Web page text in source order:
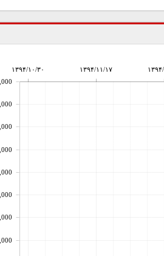
۱۳۹۴/۱۰/۳۰ ۱۳۹۴/۱۱/۱۷ ۱۱